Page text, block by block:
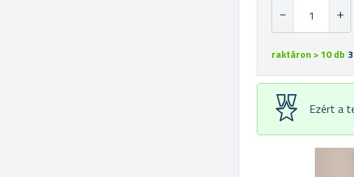
raktáron > 10 db
Ezért a